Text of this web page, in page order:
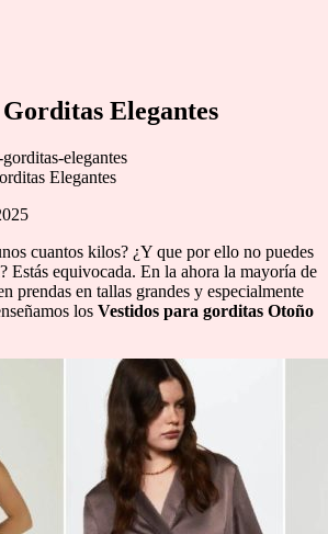
Elegantes
Elegantes
cuantos kilos? ¿Y que por ello no puedes
Estás equivocada. En la ahora la mayoría de
prendas en tallas grandes y especialmente
los Vestidos para gorditas Otoño